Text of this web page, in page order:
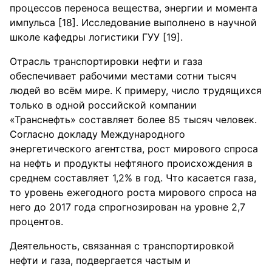
процессов переноса вещества, энергии и момента
импульса [18]. Исследование выполнено в научной
школе кафедры логистики ГУУ [19].
Отрасль транспортировки нефти и газа
обеспечивает рабочими местами сотни тысяч
людей во всём мире. К примеру, число трудящихся
только в одной российской компании
«Транснефть» составляет более 85 тысяч человек.
Согласно докладу Международного
энергетического агентства, рост мирового спроса
на нефть и продукты нефтяного происхождения в
среднем составляет 1,2% в год. Что касается газа,
то уровень ежегодного роста мирового спроса на
него до 2017 года спрогнозирован на уровне 2,7
процентов.
Деятельность, связанная с транспортировкой
нефти и газа, подвергается частым и